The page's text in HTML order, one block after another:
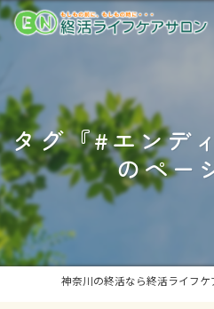
タグ『#エンデ
のペー
神奈川の終活なら終活ライフケ